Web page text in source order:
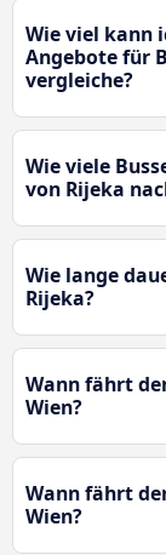
Wie viel kann
Angebote für
vergleiche?
Wie viele
von Rijeka
Wie lange
Rijeka?
Wann fährt
Wien?
Wann fährt
Wien?